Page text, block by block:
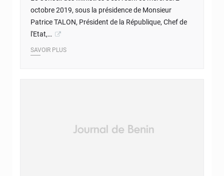
octobre 2019, sous la présidence de Monsieur
Patrice TALON, Président de la République, Chef de
l'Etat,…
SAVOIR PLUS